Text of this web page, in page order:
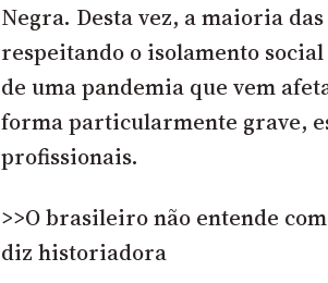
Negra. Desta vez, a maioria
respeitando o isolamento
de uma pandemia que vem
forma particularmente grave,
profissionais.
>>O brasileiro não entende
diz historiadora